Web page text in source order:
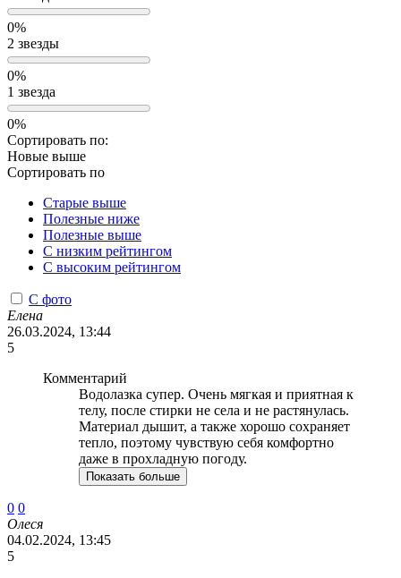
0%
2 звезды
0%
1 звезда
0%
Сортировать по:
Новые выше
Сортировать по
Старые выше
Полезные ниже
Полезные выше
С низким рейтингом
C высоким рейтингом
С фото
Елена
26.03.2024, 13:44
5
Комментарий
Водолазка супер. Очень мягкая и приятная к
телу, после стирки не села и не растянулась.
Материал дышит, а также хорошо сохраняет
тепло, поэтому чувствую себя комфортно
даже в прохладную погоду.
Показать больше
0 0
Олеся
04.02.2024, 13:45
5